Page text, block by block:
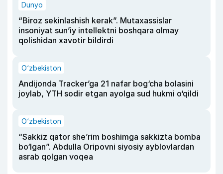
Dunyo
“Biroz sekinlashish kerak”. Mutaxassislar
insoniyat sun’iy intellektni boshqara olmay
qolishidan xavotir bildirdi
O‘zbekiston
Andijonda Tracker’ga 21 nafar bog‘cha bolasini
joylab, YTH sodir etgan ayolga sud hukmi o‘qildi
O‘zbekiston
“Sakkiz qator she’rim boshimga sakkizta bomba
bo‘lgan”. Abdulla Oripovni siyosiy ayblovlardan
asrab qolgan voqea